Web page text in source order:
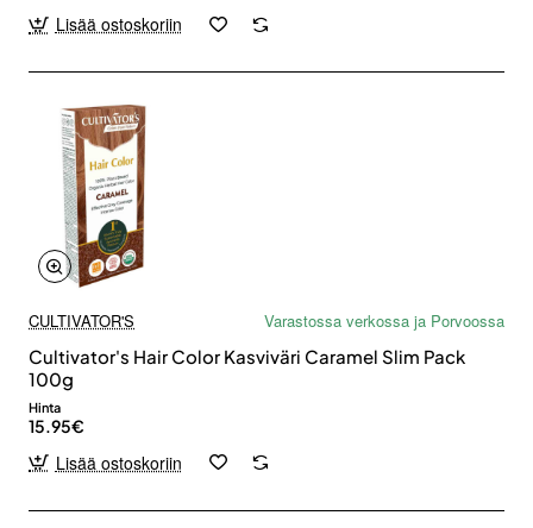
Lisää ostoskoriin
CULTIVATOR'S
Varastossa verkossa ja Porvoossa
Cultivator's Hair Color Kasviväri Caramel Slim Pack
100g
Hinta
15.95€
Lisää ostoskoriin